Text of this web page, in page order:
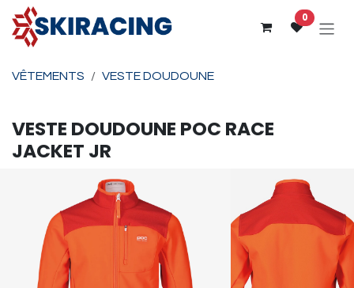
Se rendre au contenu
0
VÊTEMENTS VESTE DOUDOUNE
VESTE DOUDOUNE POC RACE
JACKET JR